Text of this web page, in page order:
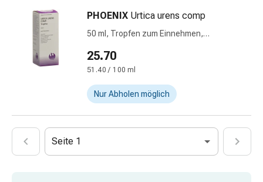
Gesichtswasser
Gesichtsöl
Pflegegeräte
Spülungen
PHOENIX Urtica urens comp
50 ml, Tropfen zum Einnehmen,
25.70
51.40 / 100 ml
Nur Abholen möglich
Seite 1